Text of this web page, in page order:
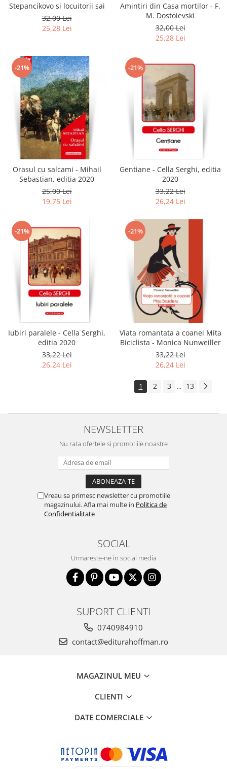
Stepancikovo si locuitorii sai
32,00 Lei
25,28 Lei
Amintiri din Casa mortilor - F.
M. Dostoievski
32,00 Lei
25,28 Lei
-21%
Orasul cu salcami - Mihail
Sebastian, editia 2020
25,00 Lei
19,75 Lei
-21%
Gentiane - Cella Serghi, editia
2020
33,22 Lei
26,24 Lei
-21%
Iubiri paralele - Cella Serghi,
editia 2020
33,22 Lei
26,24 Lei
-21%
Viata romantata a coanei Mita
Biciclista - Monica Nunweiller
33,22 Lei
26,24 Lei
1 2 3 ... 13
NEWSLETTER
Nu rata ofertele si promotiile noastre
Vreau sa primesc newsletter cu promotiile
magazinului. Afla mai multe in Politica de
Confidentialitate
SOCIAL
Urmareste-ne in social media
SUPORT CLIENTI
0740984910
contact@editurahoffman.ro
MAGAZINUL MEU
CLIENTI
DATE COMERCIALE